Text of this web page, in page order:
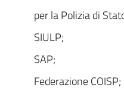
per la Polizia di
SIULP;
SAP;
Federazione COISP;